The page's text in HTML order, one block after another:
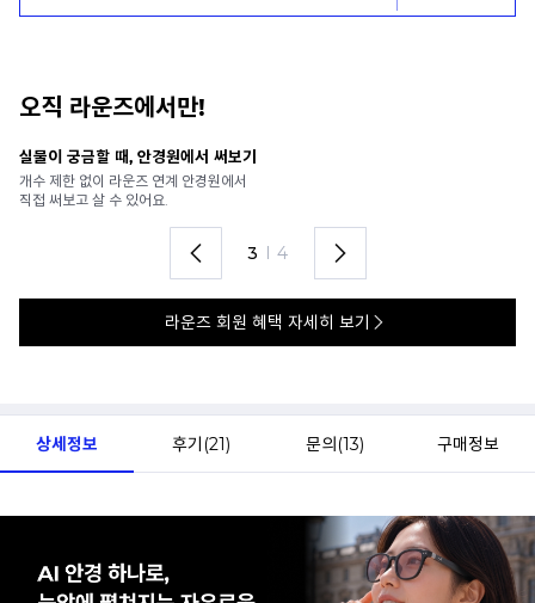
오직 라운즈에서만!
안경 렌즈 맞춤까지 한 번에
가까운 안경원으로 배송받아
렌즈 맞춤부터 피팅까지 편하게!
4 I 4
라운즈 회원 혜택 자세히 보기
상세정보 후기(21) 문의(13) 구매정보